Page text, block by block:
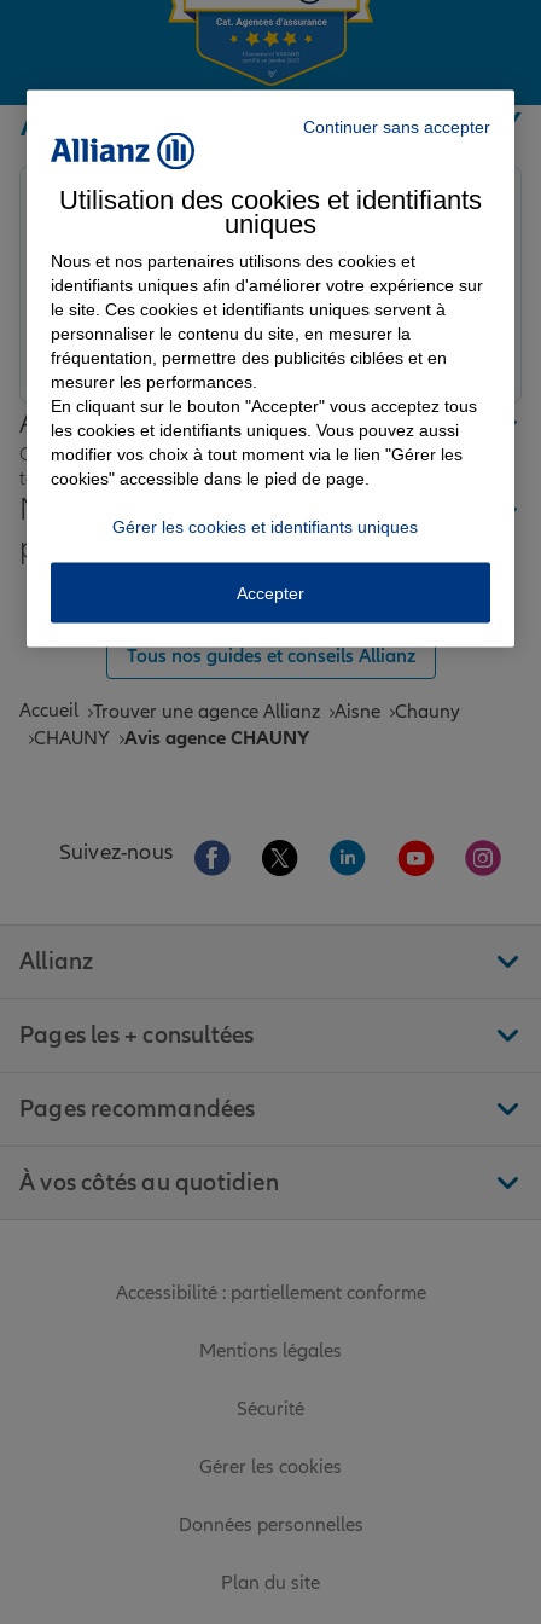
Garantie des accidents de la vie
Assurance scolaire
Protection juridique
Retraite
Tous nos devis d'assurance
Avis de l'agence Agence CHAUNY
Avis sur une période de 6 mois
Le 24/02/2026 - Agence CHAUNY
Une bonne équipe reçu avec le sourire , je les
recommande
Ghislaine D.
Prendre un RDV Voir l'agence
Allianz proche de chez vous
Où que vous soyez en France, nos agences Allianz sont
toujours près de chez vous.
Nos offres d'assurance dans les
plus grandes villes de France
Toutes les agences Allianz de France
Tous nos guides et conseils Allianz
Accueil Trouver une agence Allianz Aisne Chauny
CHAUNY Avis agence CHAUNY
Suivez-nous Aller sur la page Facebook de Allianz
Aller sur la page Twitter de
Aller sur la page
Aller sur la
Aller
Allianz
Pages les + consultées
Pages recommandées
À vos côtés au quotidien
Accessibilité : partiellement conforme
Mentions légales
Sécurité
Gérer les cookies
Données personnelles
Plan du site
Continuer sans accepter
Utilisation des cookies et identifiants
uniques
Nous et nos partenaires utilisons des cookies et
identifiants uniques afin d'améliorer votre expérience sur
le site. Ces cookies et identifiants uniques servent à
personnaliser le contenu du site, en mesurer la
fréquentation, permettre des publicités ciblées et en
mesurer les performances.
En cliquant sur le bouton "Accepter" vous acceptez tous
les cookies et identifiants uniques. Vous pouvez aussi
modifier vos choix à tout moment via le lien "Gérer les
cookies" accessible dans le pied de page.
Gérer les cookies et identifiants uniques
Accepter